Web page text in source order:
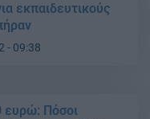
εκπαιδευτικούς
- 09:38
ευρώ: Πόσοι